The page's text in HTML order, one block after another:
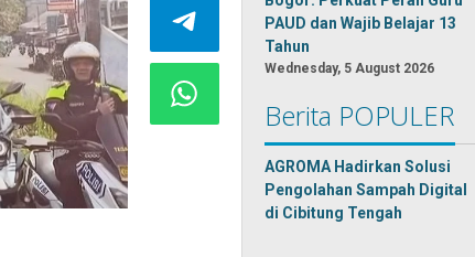
PAUD dan Wajib Belajar 13
Tahun
Wednesday, 5 August 2026
Berita POPULER
AGROMA Hadirkan Solusi
Pengolahan Sampah Digital
di Cibitung Tengah